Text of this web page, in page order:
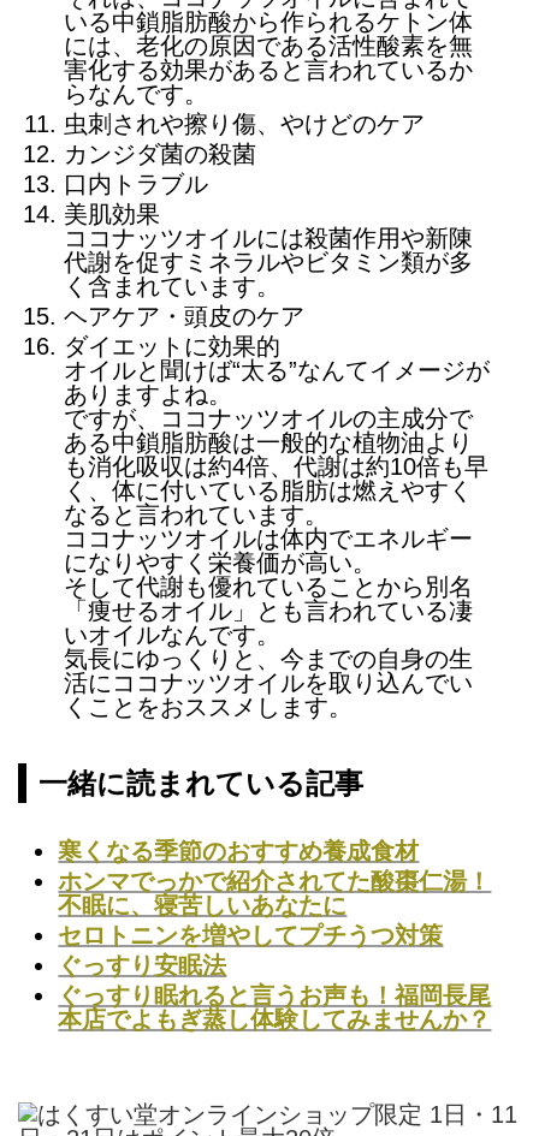
いる中鎖脂肪酸から作られるケトン体
には、老化の原因である活性酸素を無
害化する効果があると言われているか
らなんです。
虫刺されや擦り傷、やけどのケア
カンジダ菌の殺菌
口内トラブル
美肌効果
ココナッツオイルには殺菌作用や新陳
代謝を促すミネラルやビタミン類が多
く含まれています。
ヘアケア・頭皮のケア
ダイエットに効果的
オイルと聞けば“太る”なんてイメージが
ありますよね。
ですが、ココナッツオイルの主成分で
ある中鎖脂肪酸は一般的な植物油より
も消化吸収は約4倍、代謝は約10倍も早
く、体に付いている脂肪は燃えやすく
なると言われています。
ココナッツオイルは体内でエネルギー
になりやすく栄養価が高い。
そして代謝も優れていることから別名
「痩せるオイル」とも言われている凄
いオイルなんです。
気長にゆっくりと、今までの自身の生
活にココナッツオイルを取り込んでい
くことをおススメします。
一緒に読まれている記事
寒くなる季節のおすすめ養成食材
ホンマでっかで紹介されてた酸棗仁湯！
不眠に、寝苦しいあなたに
セロトニンを増やしてプチうつ対策
ぐっすり安眠法
ぐっすり眠れると言うお声も！福岡長尾
本店でよもぎ蒸し体験してみませんか？